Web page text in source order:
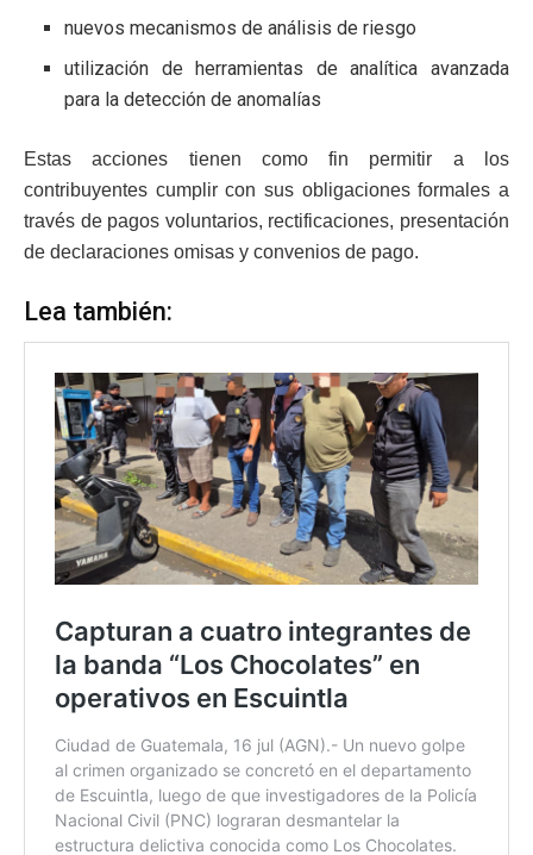
nuevos mecanismos de análisis de riesgo
utilización de herramientas de analítica avanzada
para la detección de anomalías
Estas acciones tienen como fin permitir a los
contribuyentes cumplir con sus obligaciones formales a
través de pagos voluntarios, rectificaciones, presentación
de declaraciones omisas y convenios de pago.
Lea también: